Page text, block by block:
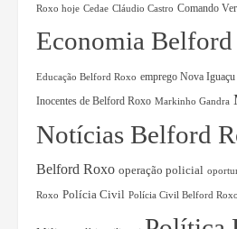
Roxo hoje Cedae Cláudio Castro Comando
Economia
Educação Belford Roxo emprego Nova Iguaçu
Inocentes de Belford Roxo Markinho Gandra
Notícias Belford
Belford Roxo operação policial
Roxo Polícia Civil Polícia Civil Belford Roxo